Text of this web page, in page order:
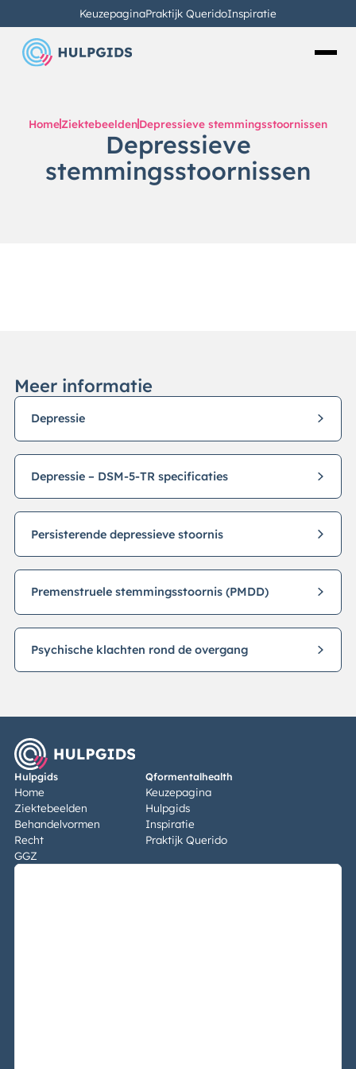
KeuzepaginaPraktijk QueridoInspiratie
HomeZiektebeeldenDepressieve stemmingsstoornissen
Depressieve
stemmingsstoornissen
Meer informatie
Depressie
Depressie – DSM-5-TR specificaties
Persisterende depressieve stoornis
Premenstruele stemmingsstoornis (PMDD)
Psychische klachten rond de overgang
Hulpgids
Home
Ziektebeelden
Behandelvormen
Recht
GGZ
Qformentalhealth
Keuzepagina
Hulpgids
Inspiratie
Praktijk Querido